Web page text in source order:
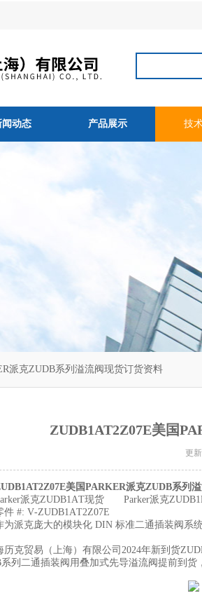
闻动态 产品展示 技
派克ZUDB系列溢流阀现货订货资料
ZUDB1AT2Z07E美国
更
美国PARKER派克ZUDB系列
派克ZUDB1AT现货 Parker派克
件 #: V-ZUDB1AT2Z07E
为派克庞大的模块化 DIN 标准二通插装阀系
历克贸易（上海）有限公司2024年新到货
列二通插装阀用叠加式先导溢流阀提前到货，